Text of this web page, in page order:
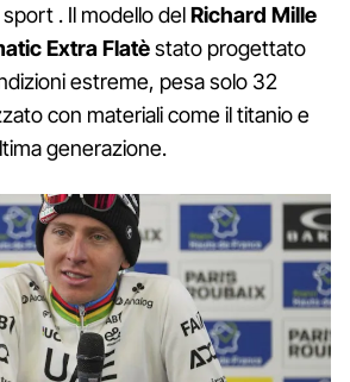
. Il modello delRichard Mille
Extra Flatèstato progettato
estreme, pesa solo 32
con materiali come il titanio e
generazione.